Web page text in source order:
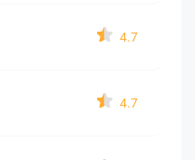
4.7
4.7